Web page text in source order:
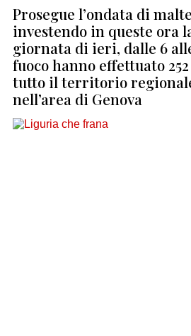
Prosegue l’ondata di
investendo in queste ora
giornata di ieri, dalle 6
fuoco hanno effettuato
tutto il territorio
nell’area di Genova